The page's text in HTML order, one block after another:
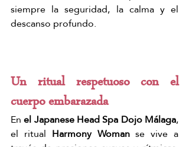
siempre la seguridad, la calma y el
descanso profundo.
Un ritual respetuoso con el
cuerpo embarazada
En el Japanese Head Spa Dojo Málaga,
el ritual Harmony Woman se vive a